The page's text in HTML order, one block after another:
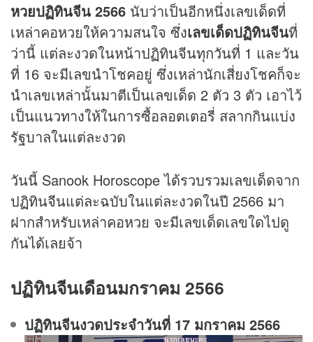
หวยปฏิทินจีน 2566 นับว่าเป็นอีกหนึ่งเลขเด็ดที่
เหล่าคอหวยให้ความสนใจ ซึ่งเลขเด็ดปฏิทินจีนที่
ว่านี้ แต่ละงวดในหน้าปฏิทินจีนทุกวันที่ 1 และวัน
ที่ 16 จะมีเลขนำโชคอยู่ ซึ่งเหล่านักเสี่ยงโชคก็จะ
นำเลขเหล่านั้นมาตีเป็นเลขเด็ด 2 ตัว 3 ตัว เอาไว้
เป็นแนวทางให้ในการซื้อลอตเตอรี่ สลากกินแบ่ง
รัฐบาลในแต่ละงวด
วันนี้ Sanook Horoscope ได้รวบรวมเลขเด็ดจาก
ปฏิทินจีนแต่ละฉบับในแต่ละงวดในปี 2566 มา
ฝากสำหรับเหล่าคอหวย จะมีเลขเด็ดเลขใดไปดู
กันได้เลยจ้า
ปฏิทินจีนเดือนมกราคม 2566
ปฏิทินจีนงวดประจําวันที่ 17 มกราคม 2566